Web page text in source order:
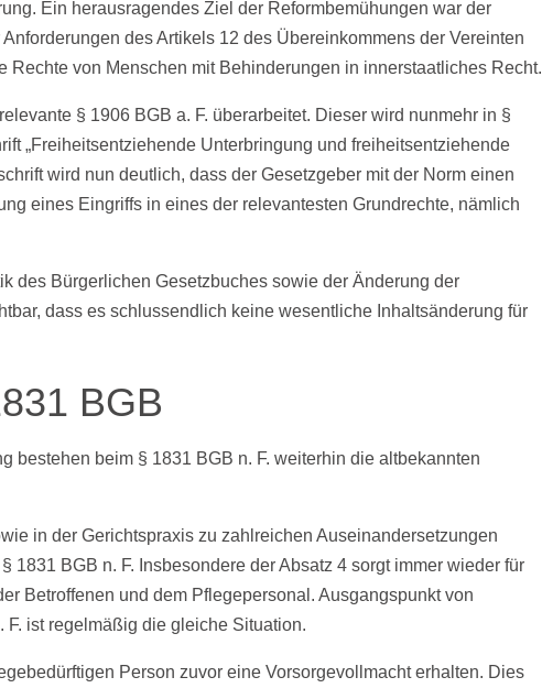
Ein herausragendes Ziel der Reformbemühungen war der
des Artikels 12 des Übereinkommens der Vereinten
Rechte von Menschen mit Behinderungen in innerstaatliches Recht.
§ 1906 BGB a. F. überarbeitet. Dieser wird nunmehr in §
„Freiheitsentziehende Unterbringung und freiheitsentziehende
wird nun deutlich, dass der Gesetzgeber mit der Norm einen
eines Eingriffs in eines der relevantesten Grundrechte, nämlich
des Bürgerlichen Gesetzbuches sowie der Änderung der
dass es schlussendlich keine wesentliche Inhaltsänderung für
BGB
bestehen beim § 1831 BGB n. F. weiterhin die altbekannten
in der Gerichtspraxis zu zahlreichen Auseinandersetzungen
1831 BGB n. F. Insbesondere der Absatz 4 sorgt immer wieder für
Betroffenen und dem Pflegepersonal. Ausgangspunkt von
F. ist regelmäßig die gleiche Situation.
Person zuvor eine Vorsorgevollmacht erhalten. Dies